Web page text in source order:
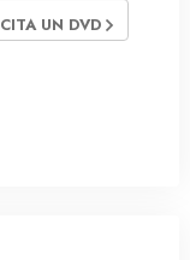
UN DVD